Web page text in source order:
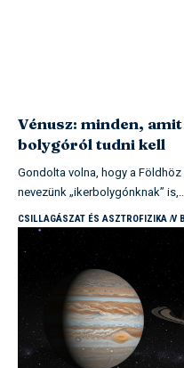
Vénusz: minden,
bolygóról tudni kell
Gondolta volna, hogy a
nevezünk „ikerbolygónknak”
CSILLAGÁSZAT ÉS ASZTROFIZIKA V